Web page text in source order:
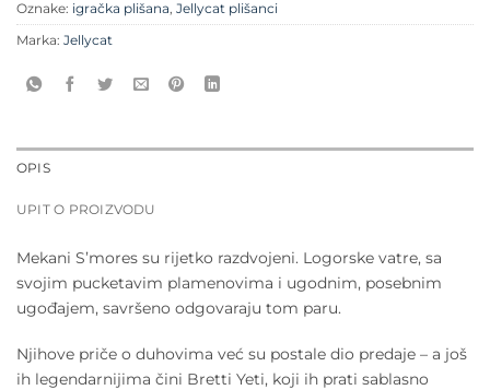
Oznake: igračka plišana, Jellycat plišanci
Marka: Jellycat
OPIS
UPIT O PROIZVODU
Mekani S’mores su rijetko razdvojeni. Logorske vatre, sa
svojim pucketavim plamenovima i ugodnim, posebnim
ugođajem, savršeno odgovaraju tom paru.
Njihove priče o duhovima već su postale dio predaje – a još
ih legendarnijima čini Bretti Yeti, koji ih prati sablasno